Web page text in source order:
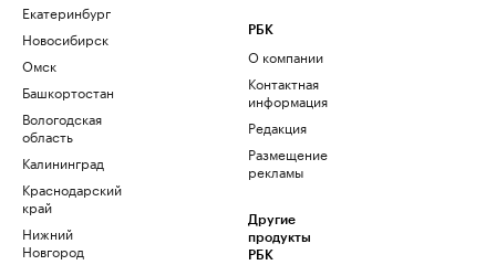
Екатеринбург
Новосибирск
Омск
Башкортостан
Вологодская
область
Калининград
Краснодарский
край
Нижний
Новгород
РБК
О компании
Контактная
информация
Редакция
Размещение
рекламы
Другие
продукты
РБК